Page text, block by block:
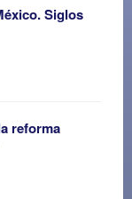
Siglos
reforma